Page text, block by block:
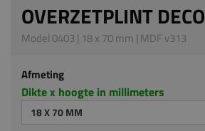
OVERZETPLINT DECO
Model 0403 | 18 x 70 mm | MDF v313
Afmeting
Dikte x hoogte in millimeters
18 X 70 MM